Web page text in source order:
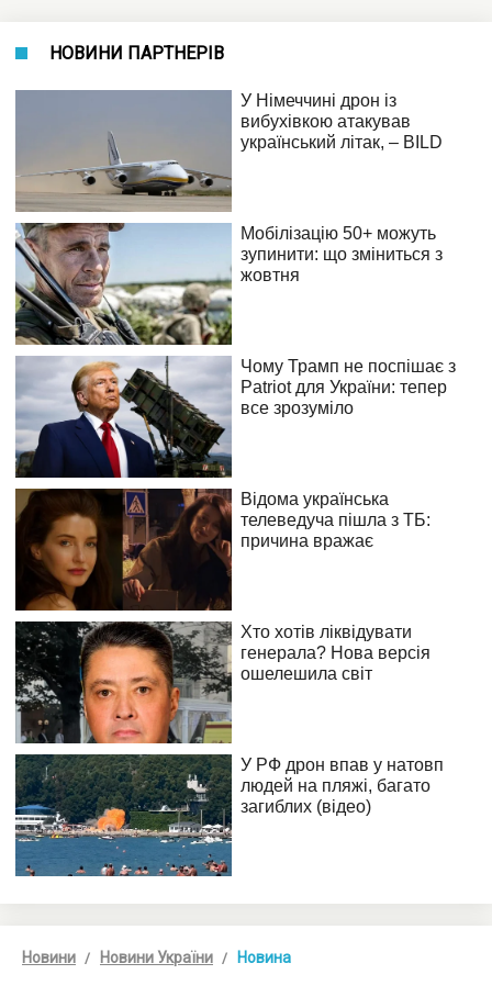
НОВИНИ ПАРТНЕРІВ
Новини Новини України Новина